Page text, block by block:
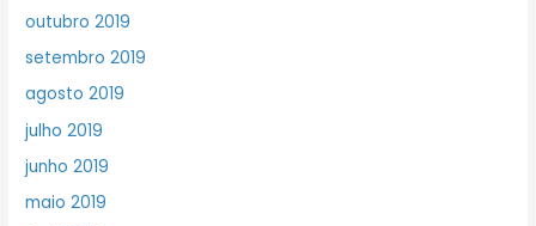
outubro 2019
setembro 2019
agosto 2019
julho 2019
junho 2019
maio 2019